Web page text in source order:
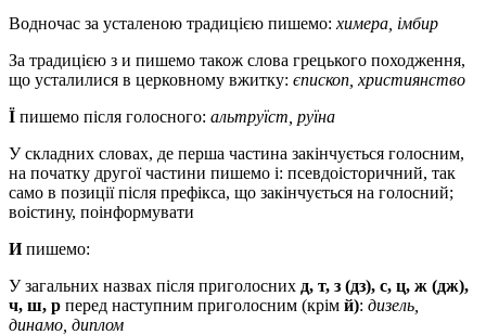
Водночас за усталеною традицією пишемо: химера, імбир
За традицією з и пишемо також слова грецького походження,
що усталилися в церковному вжитку: єпископ, християнство
Ї пишемо після голосного: альтруїст, руїна
У складних словах, де перша частина закінчується голосним,
на початку другої частини пишемо і: псевдоісторичний, так
само в позиції після префікса, що закінчується на голосний;
воістину, поінформувати
Ипишемо:
У загальних назвах після приголосних д, т, з (дз), с, ц, ж (дж),
ч, ш, р перед наступним приголосним (крім й): дизель,
динамо, диплом